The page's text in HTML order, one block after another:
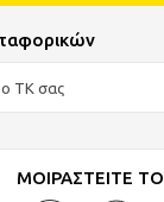
ΜΟΙΡΑΣΤΕΙΤΕ ΤΟ